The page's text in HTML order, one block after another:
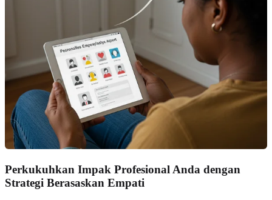
Perkukuhkan Impak Profesional Anda dengan
Strategi Berasaskan Empati